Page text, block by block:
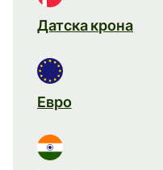
Датска крона
Евро